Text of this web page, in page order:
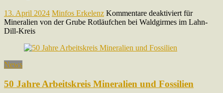
13. April 2024 Minfos Erkelenz Kommentare deaktiviertfür
Mineralien von der Grube Rotläufchen bei Waldgirmes im Lahn-
Dill-Kreis
News
50 Jahre Arbeitskreis Mineralien und Fossilien